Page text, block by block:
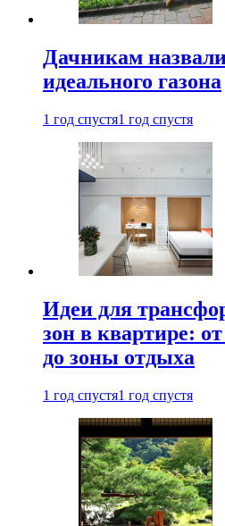
Дачникам
идеального газона
1 год спустя1 год спустя
Идеи для
зон в квартире:
до зоны отдыха
1 год спустя1 год спустя